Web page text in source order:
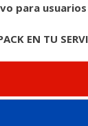
para usuarios
EN TU